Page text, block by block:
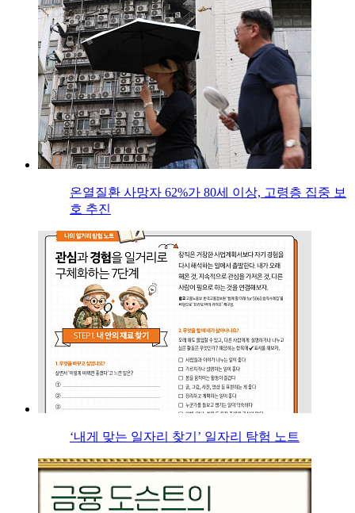
온열질환 사망자 62%가 80세 이상, 고령층 집중 보
호 추진
‘내게 맞는 일자리 찾기’ 일자리 탐험 노트